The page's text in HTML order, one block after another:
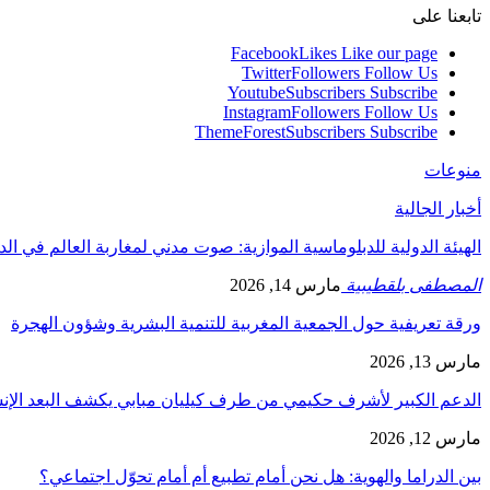
تابعنا على
FacebookLikes Like our page
TwitterFollowers Follow Us
YoutubeSubscribers Subscribe
InstagramFollowers Follow Us
ThemeForestSubscribers Subscribe
منوعات
أخبار الجالية
الهيئة الدولية للدبلوماسية الموازية: صوت مدني لمغاربة العالم في
المصطفى بلقطيبية مارس 14, 2026
ورقة تعريفية حول الجمعية المغربية للتنمية البشرية وشؤون الهجرة
مارس 13, 2026
الدعم الكبير لأشرف حكيمي من طرف كيليان مبابي يكشف البعد
مارس 12, 2026
بين الدراما والهوية: هل نحن أمام تطبيع أم أمام تحوّل اجتماعي؟